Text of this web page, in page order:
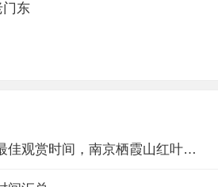
门东
2022南京栖霞山红叶最佳观赏时间，南京栖霞山红叶红了吗?